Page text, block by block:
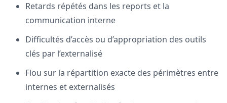
Retards répétés dans les reports et la
communication interne
Difficultés d’accès ou d’appropriation des outils
clés par l’externalisé
Flou sur la répartition exacte des périmètres entre
internes et externalisés